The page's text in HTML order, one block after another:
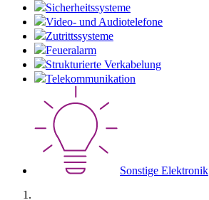
Sicherheitssysteme
Video- und Audiotelefone
Zutrittssysteme
Feueralarm
Strukturierte Verkabelung
Telekommunikation
Sonstige Elektronik